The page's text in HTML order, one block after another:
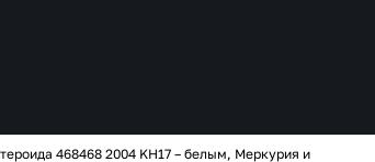
468468 2004 KH17 – белым, Меркурия и